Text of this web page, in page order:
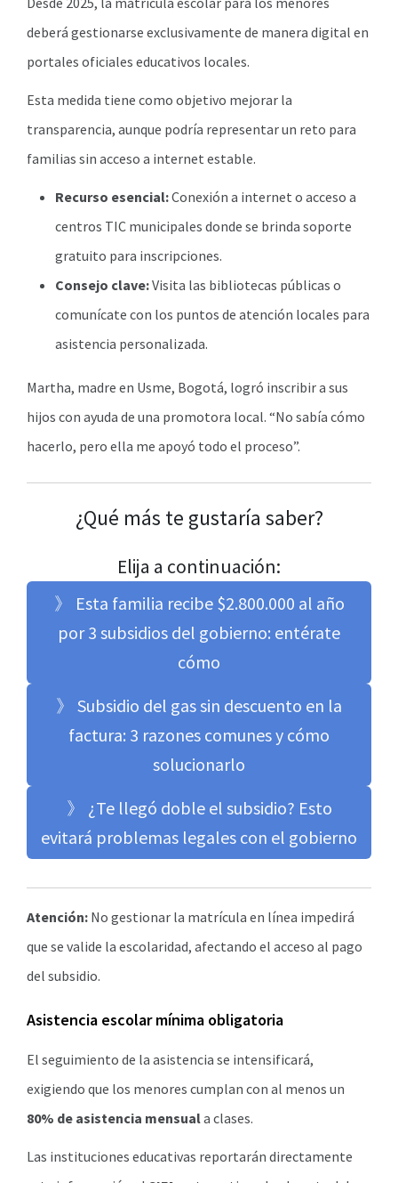
deberá gestionarse exclusivamente de manera digital en
portales oficiales educativos locales.
Esta medida tiene como objetivo mejorar la
transparencia, aunque podría representar un reto para
familias sin acceso a internet estable.
Recurso esencial:Conexión a internet o acceso a
centros TIC municipales donde se brinda soporte
gratuito para inscripciones.
Consejo clave:Visita las bibliotecas públicas o
comunícate con los puntos de atención locales para
asistencia personalizada.
Martha, madre en Usme, Bogotá, logró inscribir a sus
hijos con ayuda de una promotora local. “No sabía cómo
hacerlo, pero ella me apoyó todo el proceso”.
¿Qué más te gustaría saber?
Elija a continuación:
》 Esta familia recibe $2.800.000 al año
por 3 subsidios del gobierno: entérate
cómo
》 Subsidio del gas sin descuento en la
factura: 3 razones comunes y cómo
solucionarlo
》 ¿Te llegó doble el subsidio? Esto
evitará problemas legales con el gobierno
Atención: No gestionar la matrícula en línea impedirá
que se valide la escolaridad, afectando el acceso al pago
del subsidio.
Asistencia escolar mínima obligatoria
El seguimiento de la asistencia se intensificará,
exigiendo que los menores cumplan con al menos un
80% de asistencia mensuala clases.
Las instituciones educativas reportarán directamente